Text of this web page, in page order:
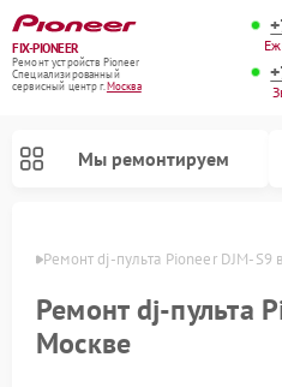
FIX-PIONEER
Ремонт устройств Pioneer
Специализированный
cервисный центр г.Москва
Мы ремонтируем
Ремонт dj-пульта Pioneer DJM-S9
Ремонт dj-пульта
Москве